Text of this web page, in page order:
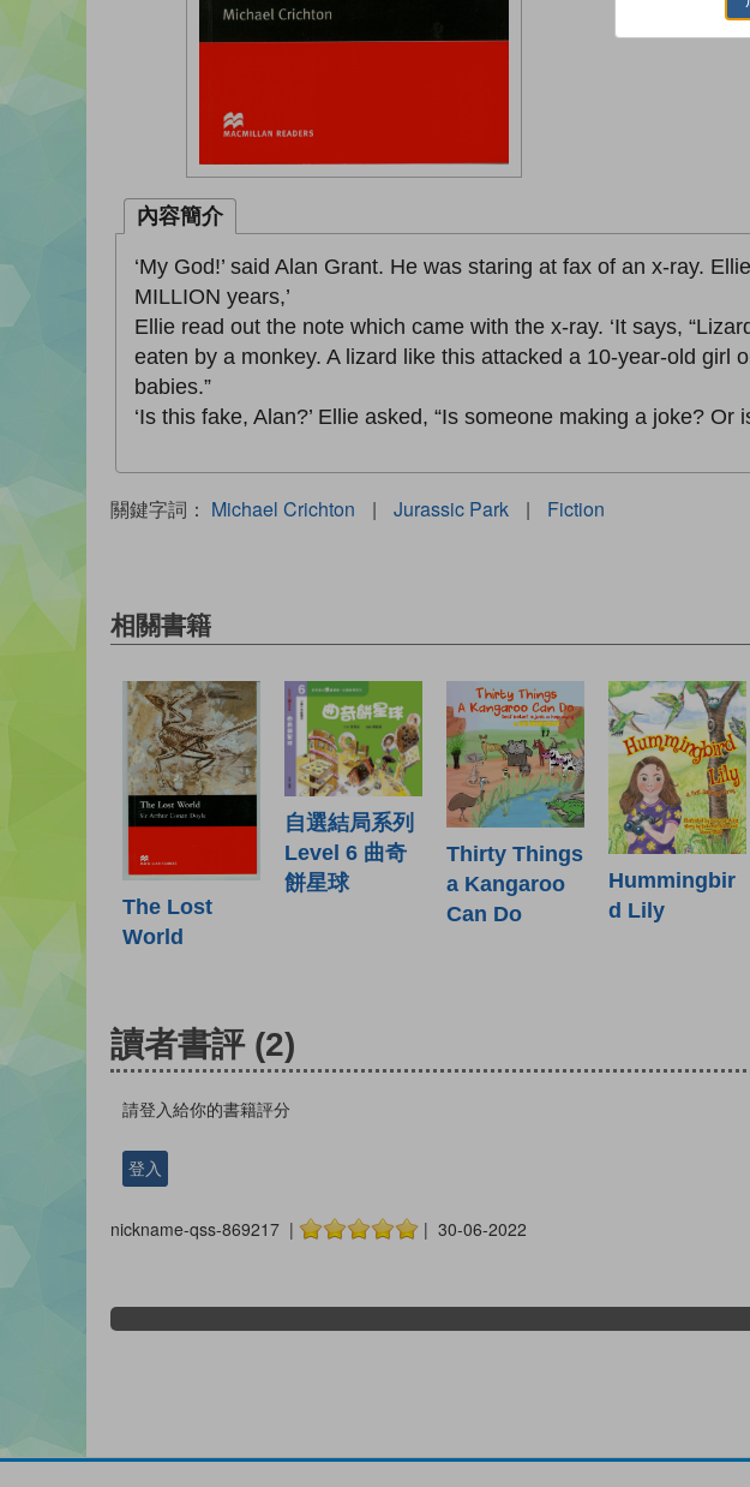
內容簡介
‘My God!’ said Alan Grant. He was staring at fax of an x-ray.
MILLION years,’
Ellie read out the note which came with the x-ray. ‘It says,
eaten by a monkey. A lizard like this attacked a 10-year-old
babies.”
‘Is this fake, Alan?’ Ellie asked, “Is someone making a joke? Or
關鍵字詞： Michael Crichton | Jurassic Park | Fiction
相關書籍
The Lost
World
自選結局系列
Level 6 曲奇
餅星球
Thirty Things
a Kangaroo
Can Do
Hummingbir
d Lily
讀者書評 (2)
請登入給你的書籍評分
登入
nickname-qss-869217 | | 30-06-2022